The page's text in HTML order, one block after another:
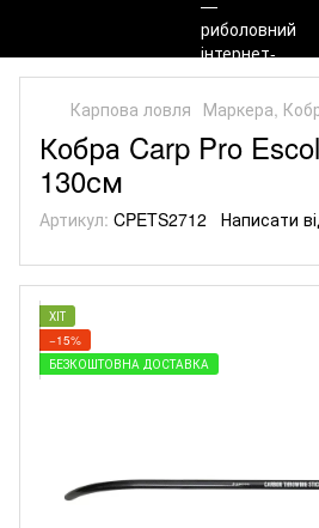
Карпова ловля Маркера,
Кобра Carp Pro
130см
Артикул: CPETS2712 Написати
ХІТ
−15%
БЕЗКОШТОВНА ДОСТАВКА